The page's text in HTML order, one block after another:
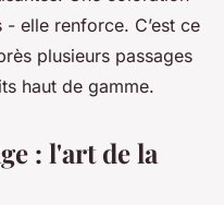
elle renforce. C’est ce
plusieurs passages
haut de gamme.
: l'art de la